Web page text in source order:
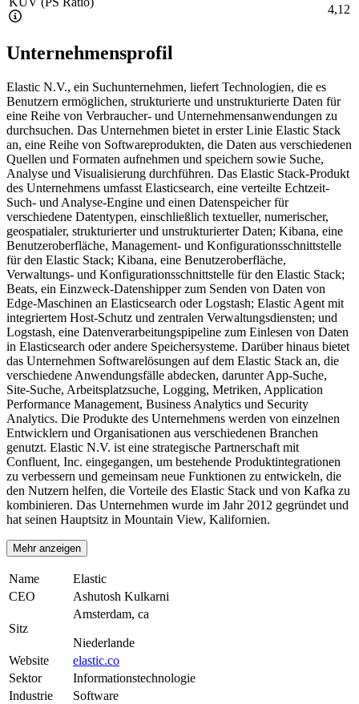
4,12
Unternehmensprofil
Elastic N.V., ein Suchunternehmen, liefert Technologien, die es
Benutzern ermöglichen, strukturierte und unstrukturierte Daten für
eine Reihe von Verbraucher- und Unternehmensanwendungen zu
durchsuchen. Das Unternehmen bietet in erster Linie Elastic Stack
an, eine Reihe von Softwareprodukten, die Daten aus verschiedenen
Quellen und Formaten aufnehmen und speichern sowie Suche,
Analyse und Visualisierung durchführen. Das Elastic Stack-Produkt
des Unternehmens umfasst Elasticsearch, eine verteilte Echtzeit-
Such- und Analyse-Engine und einen Datenspeicher für
verschiedene Datentypen, einschließlich textueller, numerischer,
geospatialer, strukturierter und unstrukturierter Daten; Kibana, eine
Benutzeroberfläche, Management- und Konfigurationsschnittstelle
für den Elastic Stack; Kibana, eine Benutzeroberfläche,
Verwaltungs- und Konfigurationsschnittstelle für den Elastic Stack;
Beats, ein Einzweck-Datenshipper zum Senden von Daten von
Edge-Maschinen an Elasticsearch oder Logstash; Elastic Agent mit
integriertem Host-Schutz und zentralen Verwaltungsdiensten; und
Logstash, eine Datenverarbeitungspipeline zum Einlesen von Daten
in Elasticsearch oder andere Speichersysteme. Darüber hinaus bietet
das Unternehmen Softwarelösungen auf dem Elastic Stack an, die
verschiedene Anwendungsfälle abdecken, darunter App-Suche,
Site-Suche, Arbeitsplatzsuche, Logging, Metriken, Application
Performance Management, Business Analytics und Security
Analytics. Die Produkte des Unternehmens werden von einzelnen
Entwicklern und Organisationen aus verschiedenen Branchen
genutzt. Elastic N.V. ist eine strategische Partnerschaft mit
Confluent, Inc. eingegangen, um bestehende Produktintegrationen
zu verbessern und gemeinsam neue Funktionen zu entwickeln, die
den Nutzern helfen, die Vorteile des Elastic Stack und von Kafka zu
kombinieren. Das Unternehmen wurde im Jahr 2012 gegründet und
hat seinen Hauptsitz in Mountain View, Kalifornien.
Mehr anzeigen
Name
Elastic
CEO
Ashutosh Kulkarni
Sitz
Amsterdam, ca
Niederlande
Website
elastic.co
Sektor
Informationstechnologie
Industrie
Software